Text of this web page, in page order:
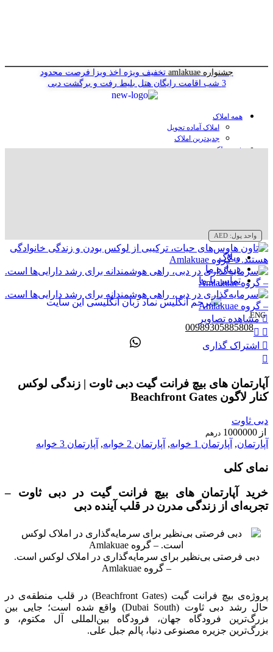
جشنواره amlakuae تخفیف ویژه اخذ ویزا فرصت محدود
3 شب اقامت رایگان هتل
بلیط رفت و برگشت دبی
همه املاک
املاک آماده تحویل
جدیدترین املاک
خرید ملک در دبی
واحد پول: AED
وبلاگ
درباره ما
تماس با ما
ENG
00989305885808
مشاهده تصاویر
اشتراک گذاری
آپارتمان‌ های بیچ فرانت گیت دبی ثاوت | زندگی لوکس
کنار لاگون Beachfront Gates
دبی ثاوت
از 1000000 درهم
آپارتمان, آپارتمان 1 خوابه , آپارتمان 2 خوابه , آپارتمان 3 خوابه
نمای کلی
خرید آپارتمان‌ های بیچ فرانت گیت در دبی ثاوت –
تجربه‌ای از زندگی مدرن در قلب آینده دبی
دبی فرصتی بی‌نظیر برای سرمایه‌گذاری در املاک لوکس است.
– گروه Amlakuae
پروژه‌ی بیچ فرانت گیت (Beachfront Gates) در قلب منطقه‌ی در
حال رشد دبی ثاوت (Dubai South) واقع شده است؛ جایی بین
بزرگ‌ترین فرودگاه جهان، فرودگاه بین‌المللی آل مکتوم، و
بزرگ‌ترین جزیره مصنوعی دنیا، پالم جبل علی.